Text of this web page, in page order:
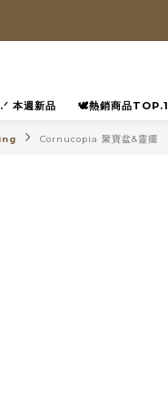
本週新品 🕊️熱銷商品
Cornucopia 聚寶盆&靈擺